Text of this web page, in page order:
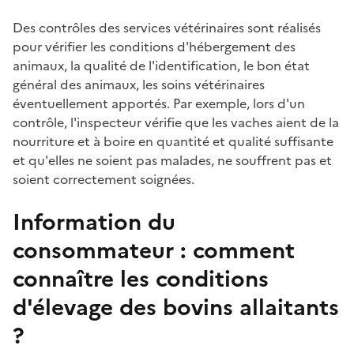
Des contrôles des services vétérinaires sont réalisés
pour vérifier les conditions d'hébergement des
animaux, la qualité de l'identification, le bon état
général des animaux, les soins vétérinaires
éventuellement apportés. Par exemple, lors d'un
contrôle, l'inspecteur vérifie que les vaches aient de la
nourriture et à boire en quantité et qualité suffisante
et qu'elles ne soient pas malades, ne souffrent pas et
soient correctement soignées.
Information du
consommateur : comment
connaître les conditions
d'élevage des bovins allaitants
?